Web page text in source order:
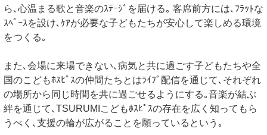
ら､心温まる歌と音楽のｽﾃｰｼﾞを届ける｡ 客席前方には､ﾌﾗｯﾄな
ｽﾍﾟｰｽを設け､ｹｱが必要な子どもたちが安心して楽しめる環境
をつくる｡
また､会場に来場できない､病気と共に過ごす子どもたちや全
国のこどもﾎｽﾋﾟｽの仲間たちとはﾗｲﾌﾞ配信を通じて､それぞれ
の場所から同じ時間を共に過ごせるようにする｡音楽が結ぶ
絆を通じて､TSURUMIこどもﾎｽﾋﾟｽの存在を広く知ってもら
うべく､支援の輪が広がることを願っているという｡